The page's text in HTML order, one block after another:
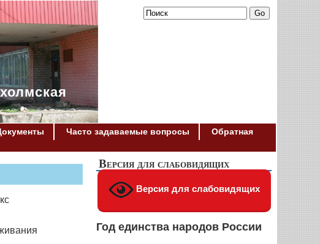
Часто задаваемые вопросы
Обратная
Версия для слабовидящих
Версия для слабовидящих
Год единства народов России